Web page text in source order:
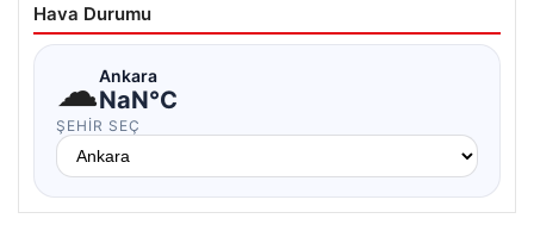
Hava Durumu
☁Ankara
NaN°C
ŞEHIR SEÇ